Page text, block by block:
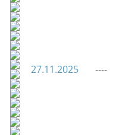
27.11.2025 ----